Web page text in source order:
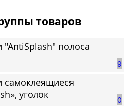
товаров
9
"AntiSplash" полоса
0
самоклеящиеся
уголок